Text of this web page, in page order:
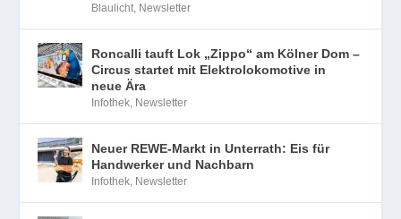
Blaulicht, Newsletter
Roncalli tauft Lok „Zippo“ am Kölner Dom –
Circus startet mit Elektrolokomotive in
neue Ära
Infothek, Newsletter
Neuer REWE-Markt in Unterrath: Eis für
Handwerker und Nachbarn
Infothek, Newsletter